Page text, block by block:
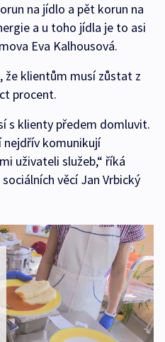
na jídlo a pět korun na
a u toho jídla je to asi
Eva Kalhousová.
že klientům musí zůstat z
procent.
s klienty předem domluvit.
nejdřív komunikují
uživateli služeb,“ říká
věcí Jan Vrbický